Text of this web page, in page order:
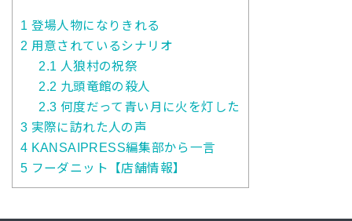
1 登場人物になりきれる
2 用意されているシナリオ
2.1 人狼村の祝祭
2.2 九頭竜館の殺人
2.3 何度だって青い月に火を灯した
3 実際に訪れた人の声
4 KANSAIPRESS編集部から一言
5 フーダニット【店舗情報】